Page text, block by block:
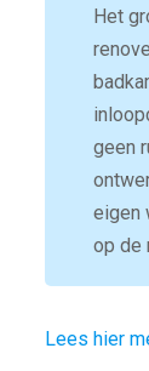
Het
geen
eigen
op de
Lees hier